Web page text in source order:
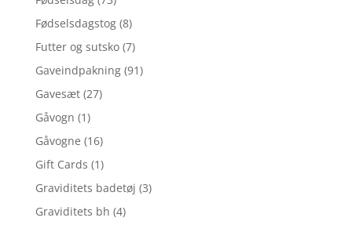
Fødselsdagstog (8)
Futter og sutsko (7)
Gaveindpakning (91)
Gavesæt (27)
Gåvogn (1)
Gåvogne (16)
Gift Cards (1)
Graviditets badetøj (3)
Graviditets bh (4)